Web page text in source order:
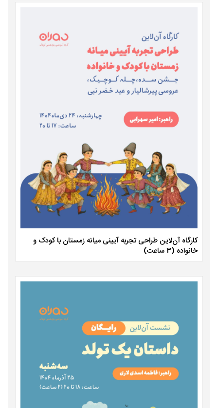
کارگاه آن‌لاین طراحی تجربه آیینی میانه زمستان با کودک و
خانواده (۳ ساعت)